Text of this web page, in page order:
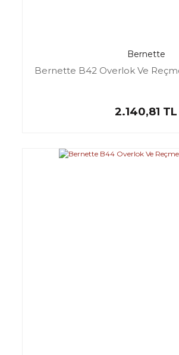
Bernette
Bernette B42 Overlok Ve
2.140,81 TL